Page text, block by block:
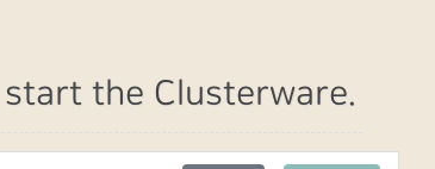
the Clusterware.